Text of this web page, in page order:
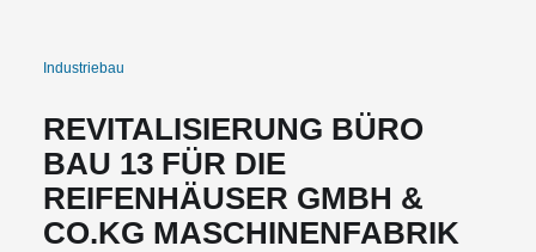
Industriebau
REVITALISIERUNG BÜRO
BAU 13 FÜR DIE
REIFENHÄUSER GMBH &
CO.KG MASCHINENFABRIK